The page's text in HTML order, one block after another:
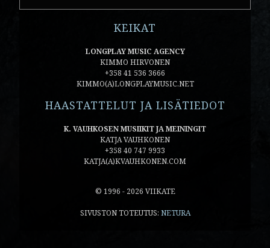
KEIKAT
LONGPLAY MUSIC AGENCY
KIMMO HIRVONEN
+358 41 536 3666
KIMMO(A)LONGPLAYMUSIC.NET
HAASTATTELUT JA LISÄTIEDOT
K. VAUHKOSEN MUSIIKIT JA MEININGIT
KATJA VAUHKONEN
+358 40 747 9933
KATJA(A)KVAUHKONEN.COM
© 1996 - 2026 VIIKATE
SIVUSTON TOTEUTUS: NETURA